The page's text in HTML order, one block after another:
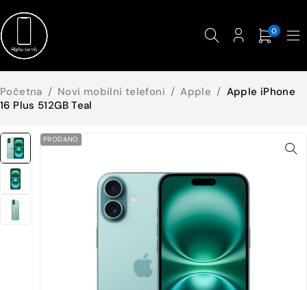
0
Početna / Novi mobilni telefoni / Apple / Apple iPhone
16 Plus 512GB Teal
PRODANO